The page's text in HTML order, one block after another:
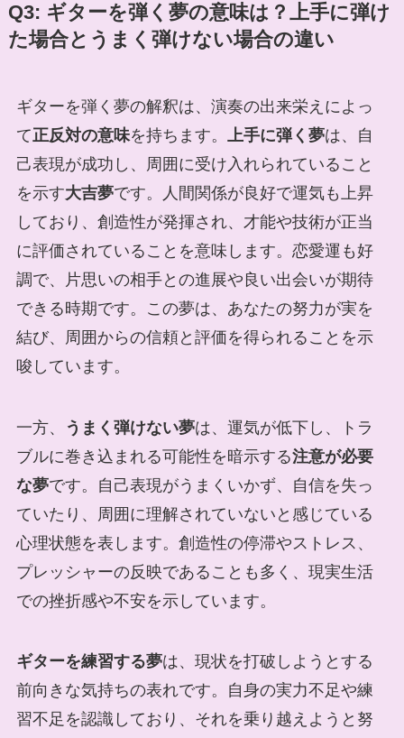
Q3: ギターを弾く夢の意味は？上手に弾け
た場合とうまく弾けない場合の違い
ギターを弾く夢の解釈は、演奏の出来栄えによっ
て正反対の意味を持ちます。 上手に弾く夢は、自
己表現が成功し、周囲に受け入れられていること
を示す大吉夢です。人間関係が良好で運気も上昇
しており、創造性が発揮され、才能や技術が正当
に評価されていることを意味します。恋愛運も好
調で、片思いの相手との進展や良い出会いが期待
できる時期です。この夢は、あなたの努力が実を
結び、周囲からの信頼と評価を得られることを示
唆しています。
一方、 うまく弾けない夢は、運気が低下し、トラ
ブルに巻き込まれる可能性を暗示する注意が必要
な夢です。自己表現がうまくいかず、自信を失っ
ていたり、周囲に理解されていないと感じている
心理状態を表します。創造性の停滞やストレス、
プレッシャーの反映であることも多く、現実生活
での挫折感や不安を示しています。
ギターを練習する夢は、現状を打破しようとする
前向きな気持ちの表れです。自身の実力不足や練
習不足を認識しており、それを乗り越えようと努